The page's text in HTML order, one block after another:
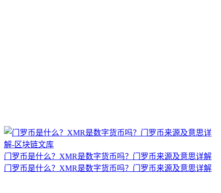
门罗币是什么？XMR是数字货币吗？门罗币来源及意思详解
门罗币是什么？XMR是数字货币吗？门罗币来源及意思详解